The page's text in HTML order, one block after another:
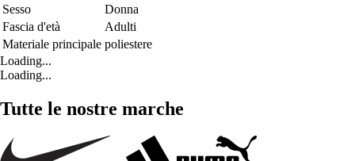
Sesso
Donna
Fascia d'età
Adulti
Materiale principale poliestere
Loading...
Loading...
Tutte le nostre marche